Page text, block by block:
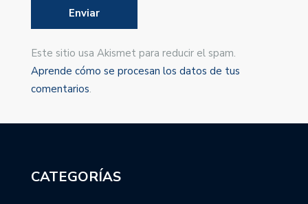
Este sitio usa Akismet para reducir el spam.
Aprende cómo se procesan los datos de tus
comentarios.
CATEGORÍAS